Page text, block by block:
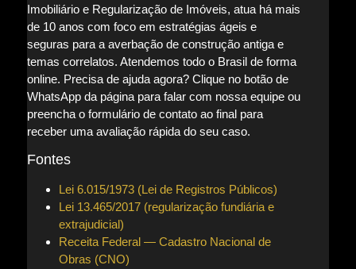
Imobiliário e Regularização de Imóveis, atua há mais
de 10 anos com foco em estratégias ágeis e
seguras para a averbação de construção antiga e
temas correlatos. Atendemos todo o Brasil de forma
online. Precisa de ajuda agora? Clique no botão de
WhatsApp da página para falar com nossa equipe ou
preencha o formulário de contato ao final para
receber uma avaliação rápida do seu caso.
Fontes
Lei 6.015/1973 (Lei de Registros Públicos)
Lei 13.465/2017 (regularização fundiária e
extrajudicial)
Receita Federal — Cadastro Nacional de
Obras (CNO)